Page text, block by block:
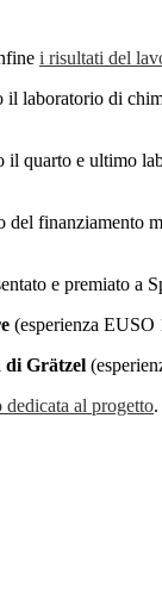
i risultati del
il laboratorio di
quarto e ultimo
finanziamento
e premiato a
(esperienza EUSO
di Grätzel
dedicata al progetto.